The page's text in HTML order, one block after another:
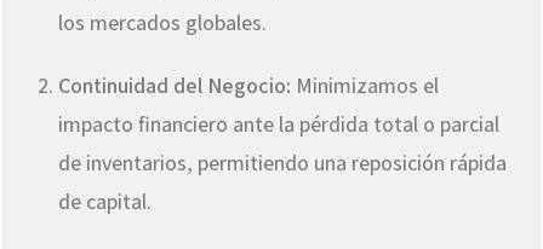
los mercados globales.
Continuidad del Negocio: Minimizamos el
impacto financiero ante la pérdida total o parcial
de inventarios, permitiendo una reposición rápida
de capital.